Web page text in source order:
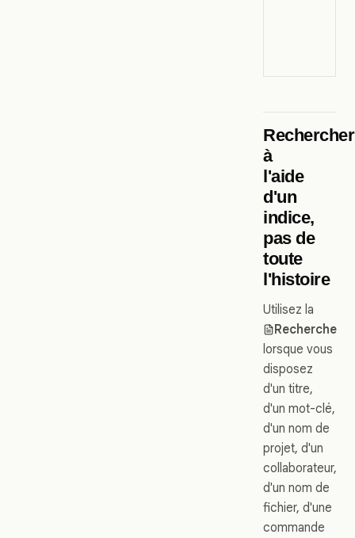
Rechercher
à
l'aide
d'un
indice,
pas de
toute
l'histoire
Utilisez la
Recherche
lorsque vous
disposez
d'un titre,
d'un mot-clé,
d'un nom de
projet, d'un
collaborateur,
d'un nom de
fichier, d'une
commande